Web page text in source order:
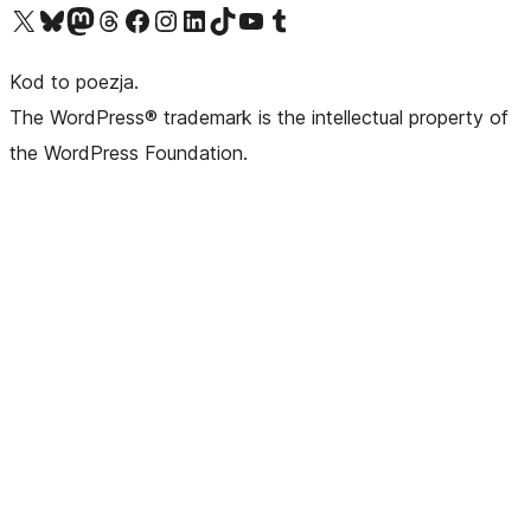
Odwiedź nasze konto X (dawniej Twitter)
Odwiedź nasze konto Bluesky
Odwiedź nasze konto na Mastodoncie
Odwiedź naszego Threadsa
Odwiedź naszego Facebooka
Odwiedź nasze konto na Instagramie
Odwiedź nasze konto na LinkedIn
Odwiedź naszego TikToka
Odwiedź nasz kanał YouTube
Odwiedź naszego Tumblra
Kod to poezja.
The WordPress® trademark is the intellectual property of
the WordPress Foundation.